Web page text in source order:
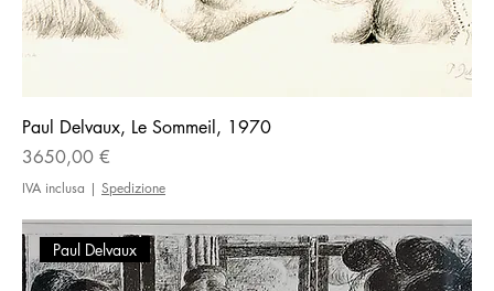
Paul Delvaux, Le Sommeil, 1970
Prezzo
3650,00 €
IVA inclusa | Spedizione
Paul Delvaux